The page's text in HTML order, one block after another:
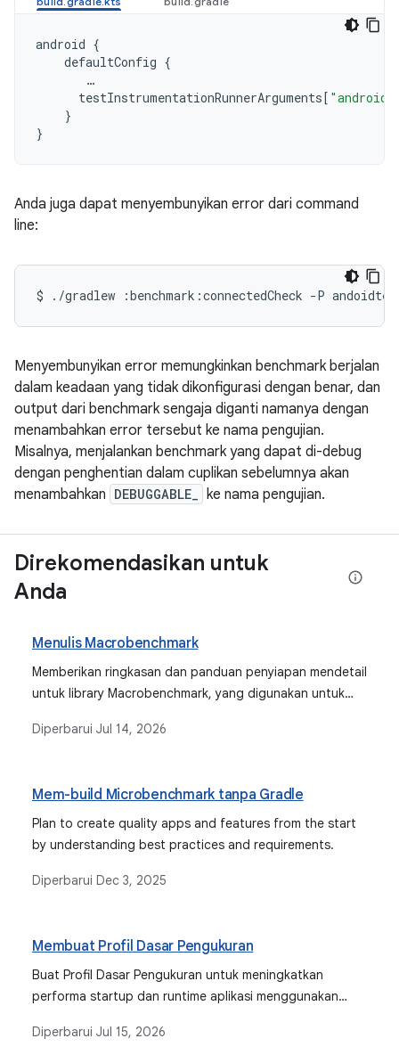
android {
defaultConfig {
…
testInstrumentationRunnerArguments [
}
}
Anda juga dapat menyembunyikan error dari command
line:
$ ./gradlew :benchmark:connectedCheck -P
Menyembunyikan error memungkinkan benchmark berjalan
dalam keadaan yang tidak dikonfigurasi dengan benar, dan
output dari benchmark sengaja diganti namanya dengan
menambahkan error tersebut ke nama pengujian.
Misalnya, menjalankan benchmark yang dapat di-debug
dengan penghentian dalam cuplikan sebelumnya akan
menambahkan DEBUGGABLE_ ke nama pengujian.
Direkomendasikan untuk
Anda
Menulis Macrobenchmark
Memberikan ringkasan dan panduan penyiapan mendetail
untuk library Macrobenchmark, yang digunakan untuk
seperti startup aplikasi dan interaksi UI yang kompleks.
Diperbarui Jul 14, 2026
Mem-build Microbenchmark tanpa Gradle
Plan to create quality apps and features from the start
by understanding best practices and requirements.
Diperbarui Dec 3, 2025
Membuat Profil Dasar Pengukuran
Buat Profil Dasar Pengukuran untuk meningkatkan
performa startup dan runtime aplikasi menggunakan
Diperbarui Jul 15, 2026